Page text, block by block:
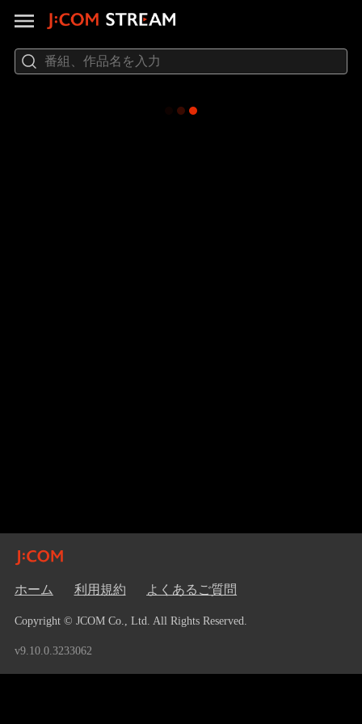
ホーム 利用規約 よくあるご質問
Copyright © JCOM Co., Ltd. All Rights Reserved.
v9.10.0.3233062